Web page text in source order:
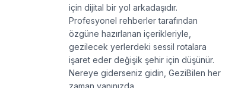
için dijital bir yol arkadaşıdır.
Profesyonel rehberler tarafından
özgüne hazırlanan içerikleriyle,
gezilecek yerlerdeki sessil rotalara
işaret eder değişik şehir için düşünür.
Nereye giderseniz gidin, GeziBilen her
zaman yanınızda.